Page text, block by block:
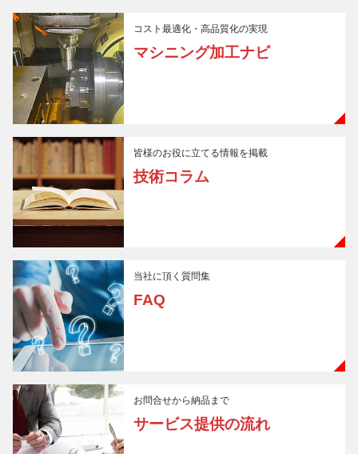
コスト最適化・高品質化の実現
マシニング加工ナビ
皆様のお役に立てる情報を掲載
技術コラム
当社に頂く質問集
FAQ
お問合せから納品まで
サービス提供の流れ